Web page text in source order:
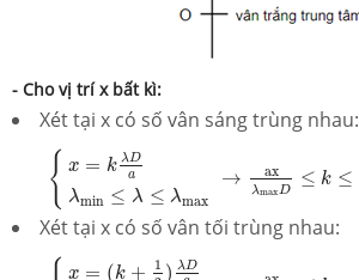
- Cho vị trí x bất kì:
Xét tại x có số vân sáng trùng nhau:
{ x = k λD
a
λmin ≤ λ ≤ λmax
→ ax
λmaxD ≤ k ≤
x aλmin
Xét tại x có số vân tối trùng nhau:
x = (k +
1 ) λD
x D λmin